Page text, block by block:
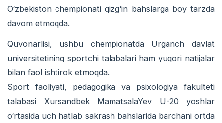
O‘zbekiston chempionati qizg‘in bahslarga boy tarzda
davom etmoqda.
Quvonarlisi, ushbu chempionatda Urganch davlat
universitetining sportchi talabalari ham yuqori natijalar
bilan faol ishtirok etmoqda.
Sport faoliyati, pedagogika va psixologiya fakulteti
talabasi Xursandbek MamatsalaYev U-20 yoshlar
o‘rtasida uch hatlab sakrash bahslarida barchani ortda